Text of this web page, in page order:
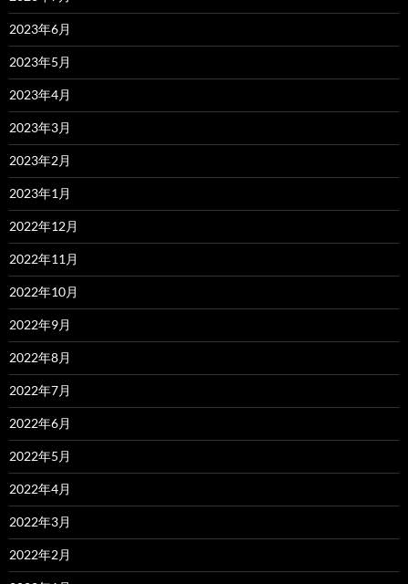
2023年6月
2023年5月
2023年4月
2023年3月
2023年2月
2023年1月
2022年12月
2022年11月
2022年10月
2022年9月
2022年8月
2022年7月
2022年6月
2022年5月
2022年4月
2022年3月
2022年2月